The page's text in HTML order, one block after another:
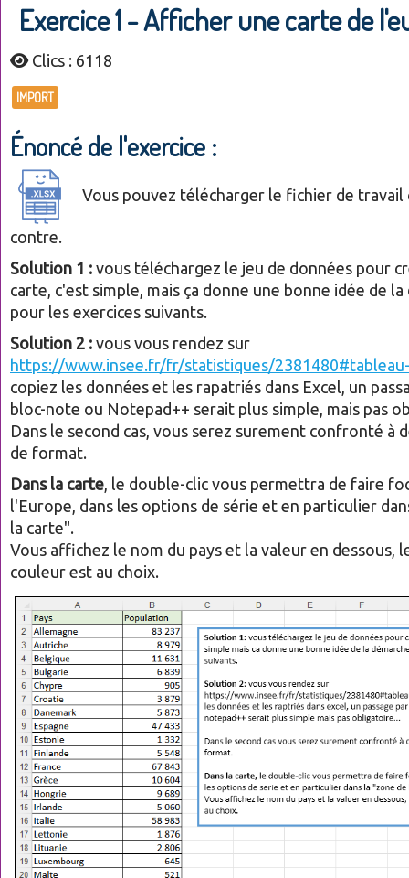
Exercice 1 - Afficher une carte de
Clics : 6118
IMPORT
Énoncé de l'exercice :
Vous pouvez télécharger le fichier de travail
contre.
Solution 1 : vous téléchargez le jeu de données pour
carte, c'est simple, mais ça donne une bonne idée de la
pour les exercices suivants.
Solution 2 : vous vous rendez sur
https://www.insee.fr/fr/statistiques/
copiez les données et les rapatriés dans Excel, un
bloc-note ou Notepad++ serait plus simple, mais pas
Dans le second cas, vous serez surement confronté à
de format.
Dans la carte, le double-clic vous permettra de faire
l'Europe, dans les options de série et en particulier
la carte".
Vous affichez le nom du pays et la valeur en dessous,
couleur est au choix.